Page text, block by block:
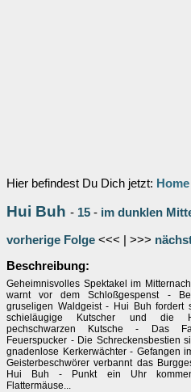
Hier befindest Du Dich jetzt: Home
Hui Buh - 15 - im dunklen
vorherige Folge <<< | >>>
Beschreibung:
Geheimnisvolles Spektakel im
warnt vor dem Schloßgespenst -
gruseligen Waldgeist - Hui Buh fordert
schieläugige Kutscher und die
pechschwarzen Kutsche - Das
Feuerspucker - Die Schreckensbestien
gnadenlose Kerkerwächter - Gefangen
Geisterbeschwörer verbannt das
Hui Buh - Punkt ein Uhr
Flattermäuse...